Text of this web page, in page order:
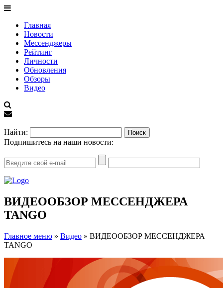
Главная
Новости
Мессенджеры
Рейтинг
Личности
Обновления
Обзоры
Видео
Найти:
Подпишитесь на наши новости:
ВИДЕООБЗОР МЕССЕНДЖЕРА
TANGO
Главное меню » Видео » ВИДЕООБЗОР МЕССЕНДЖЕРА
TANGO